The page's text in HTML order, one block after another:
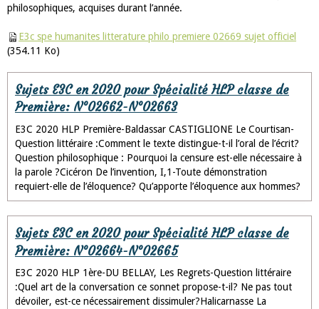
philosophiques, acquises durant l’année.
E3c spe humanites litterature philo premiere 02669 sujet officiel
(354.11 Ko)
Sujets E3C en 2020 pour Spécialité HLP classe de
Première: N°02662-N°02663
E3C 2020 HLP Première-Baldassar CASTIGLIONE Le Courtisan-
Question littéraire :Comment le texte distingue-t-il l’oral de l’écrit?
Question philosophique : Pourquoi la censure est-elle nécessaire à
la parole ?Cicéron De l’invention, I,1-Toute démonstration
requiert-elle de l’éloquence? Qu’apporte l’éloquence aux hommes?
Sujets E3C en 2020 pour Spécialité HLP classe de
Première: N°02664-N°02665
E3C 2020 HLP 1ère-DU BELLAY, Les Regrets-Question littéraire
:Quel art de la conversation ce sonnet propose-t-il? Ne pas tout
dévoiler, est-ce nécessairement dissimuler?Halicarnasse La